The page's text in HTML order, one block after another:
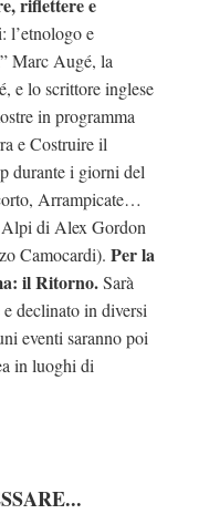
l’etnologo e
Marc Augé, la
e lo scrittore inglese
in programma
e Costruire il
durante i giorni del
Arrampicate…
di Alex Gordon
Camocardi). Per la
il Ritorno.Sarà
declinato in diversi
eventi saranno poi
in luoghi di